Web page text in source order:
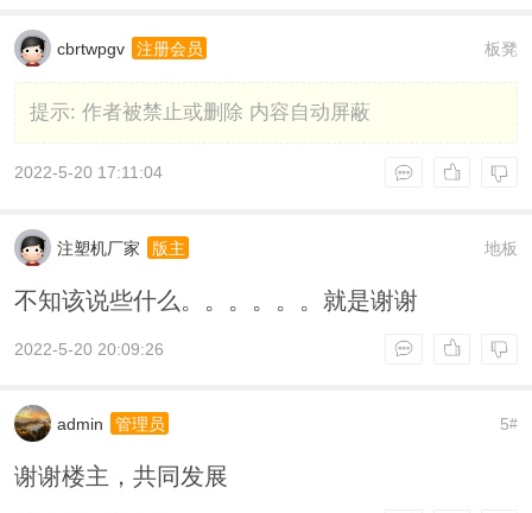
板凳
cbrtwpgv 注册会员
提示: 作者被禁止或删除 内容自动屏蔽
2022-5-20 17:11:04
地板
注塑机厂家 版主
不知该说些什么。。。。。。就是谢谢
2022-5-20 20:09:26
5#
admin 管理员
谢谢楼主，共同发展